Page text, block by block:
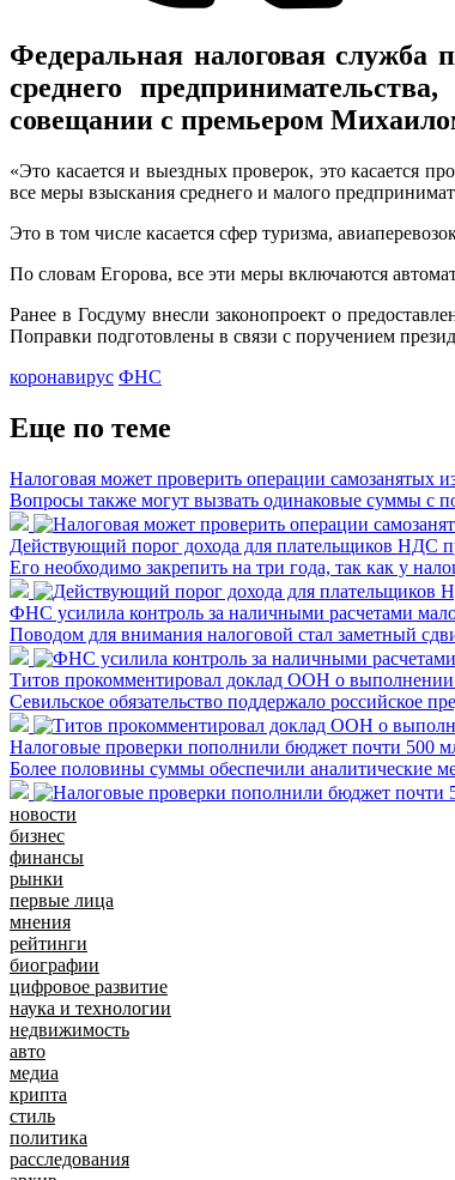
Федеральная налоговая служба
среднего
совещании с премьером
«Это касается и выездных проверок, это касается
все меры взыскания среднего и малого
Это в том числе касается сфер туризма,
По словам Егорова, все эти меры включаются
Ранее в Госдуму внесли законопроект о
Поправки подготовлены в связи с поручением
коронавирус ФНС
Еще по теме
Налоговая может проверить операции самозанятых
Вопросы также могут вызвать одинаковые суммы с
Действующий порог дохода для плательщиков НДС
Его необходимо закрепить на три года, так как у
ФНС усилила контроль за наличными расчетами
Поводом для внимания налоговой стал заметный
Титов прокомментировал доклад ООН о выполнении
Севильское обязательство поддержало
Налоговые проверки пополнили бюджет почти 500
Более половины суммы обеспечили аналитические
новости
бизнес
финансы
рынки
первые лица
мнения
рейтинги
биографии
цифровое развитие
наука и технологии
недвижимость
авто
медиа
крипта
стиль
политика
расследования